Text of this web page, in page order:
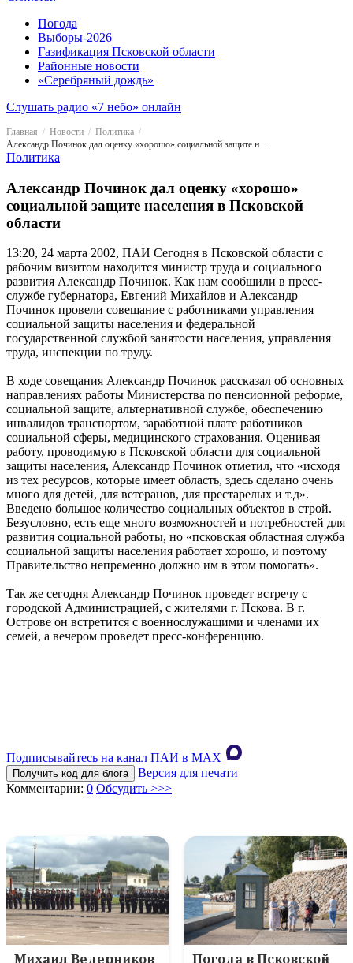
Погода
Выборы-2026
Газификация Псковской области
Районные новости
«Серебряный дождь»
Слушать радио «7 небо» онлайн
Главная Новости
Политика
Александр Починок дал оценку «хорошо» социальной защите населения в Псковской области
Политика
Александр Починок дал оценку «хорошо»
социальной защите населения в Псковской
области
13:20, 24 марта 2002, ПАИ Сегодня в Псковской области с
рабочим визитом находится министр труда и социального
развития Александр Починок. Как нам сообщили в пресс-
службе губернатора, Евгений Михайлов и Александр
Починок провели совещание с работниками управления
социальной защиты населения и федеральной
государственной службой занятости населения, управления
труда, инспекции по труду.
В ходе совещания Александр Починок рассказал об основных
направлениях работы Министерства по пенсионной реформе,
социальной защите, альтернативной службе, обеспечению
инвалидов транспортом, заработной плате работников
социальной сферы, медицинского страхования. Оценивая
работу, проводимую в Псковской области для социальной
защиты населения, Александр Починок отметил, что «исходя
из тех ресурсов, которые имеет область, здесь сделано очень
много для детей, для ветеранов, для престарелых и т.д».
Введено большое количество социальных объектов в строй.
Безусловно, есть еще много возможностей и потребностей для
развития социальной работы, но «псковская областная служба
социальной защиты населения работает хорошо, и поэтому
Правительство непременно должно им в этом помогать».
Так же сегодня Александр Починок проведет встречу с
городской Администрацией, с жителями г. Пскова. В г.
Острове он встретится с военнослужащими и членами их
семей, а вечером проведет пресс-конференцию.
Подписывайтесь на канал ПАИ в MAХ
Получить код для блога
Версия для печати
Комментарии: 0 Обсудить >>>
Михаил Ведерников Погода в Псковской